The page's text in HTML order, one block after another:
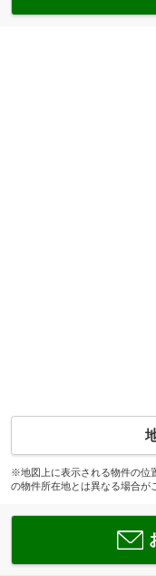
※地図上に表示される物件の位
の物件所在地とは異なる場合が